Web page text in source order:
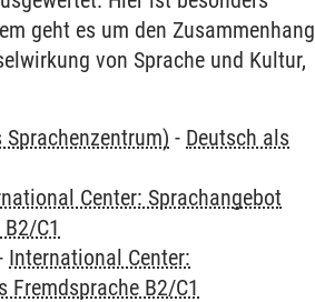
geht es um den Zusammenhang
von Sprache und Kultur,
- Deutsch als
Center: Sprachangebot
C1
International Center:
Fremdsprache B2/C1